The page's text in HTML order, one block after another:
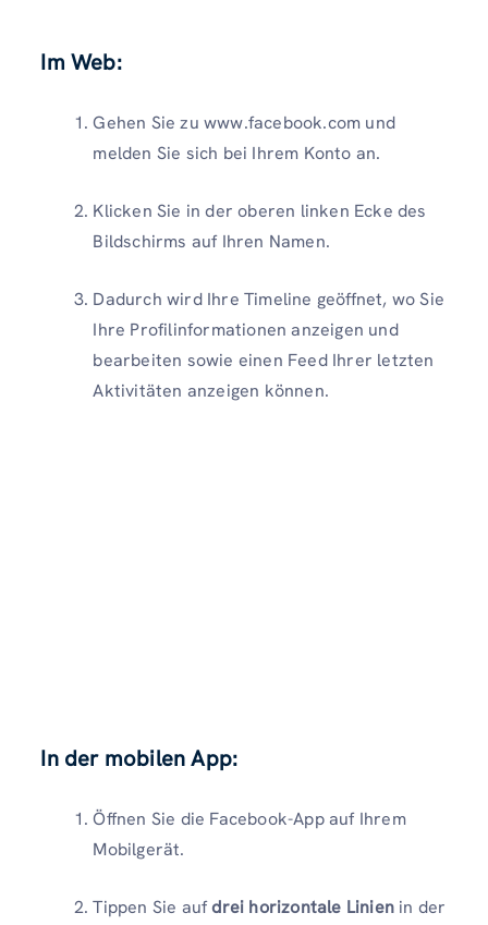
Im Web:
Gehen Sie zu www.facebook.com und
melden Sie sich bei Ihrem Konto an.
Klicken Sie in der oberen linken Ecke des
Bildschirms auf Ihren Namen.
Dadurch wird Ihre Timeline geöffnet, wo Sie
Ihre Profilinformationen anzeigen und
bearbeiten sowie einen Feed Ihrer letzten
Aktivitäten anzeigen können.
In der mobilen App:
Öffnen Sie die Facebook-App auf Ihrem
Mobilgerät.
Tippen Sie aufdrei horizontale Linien in der